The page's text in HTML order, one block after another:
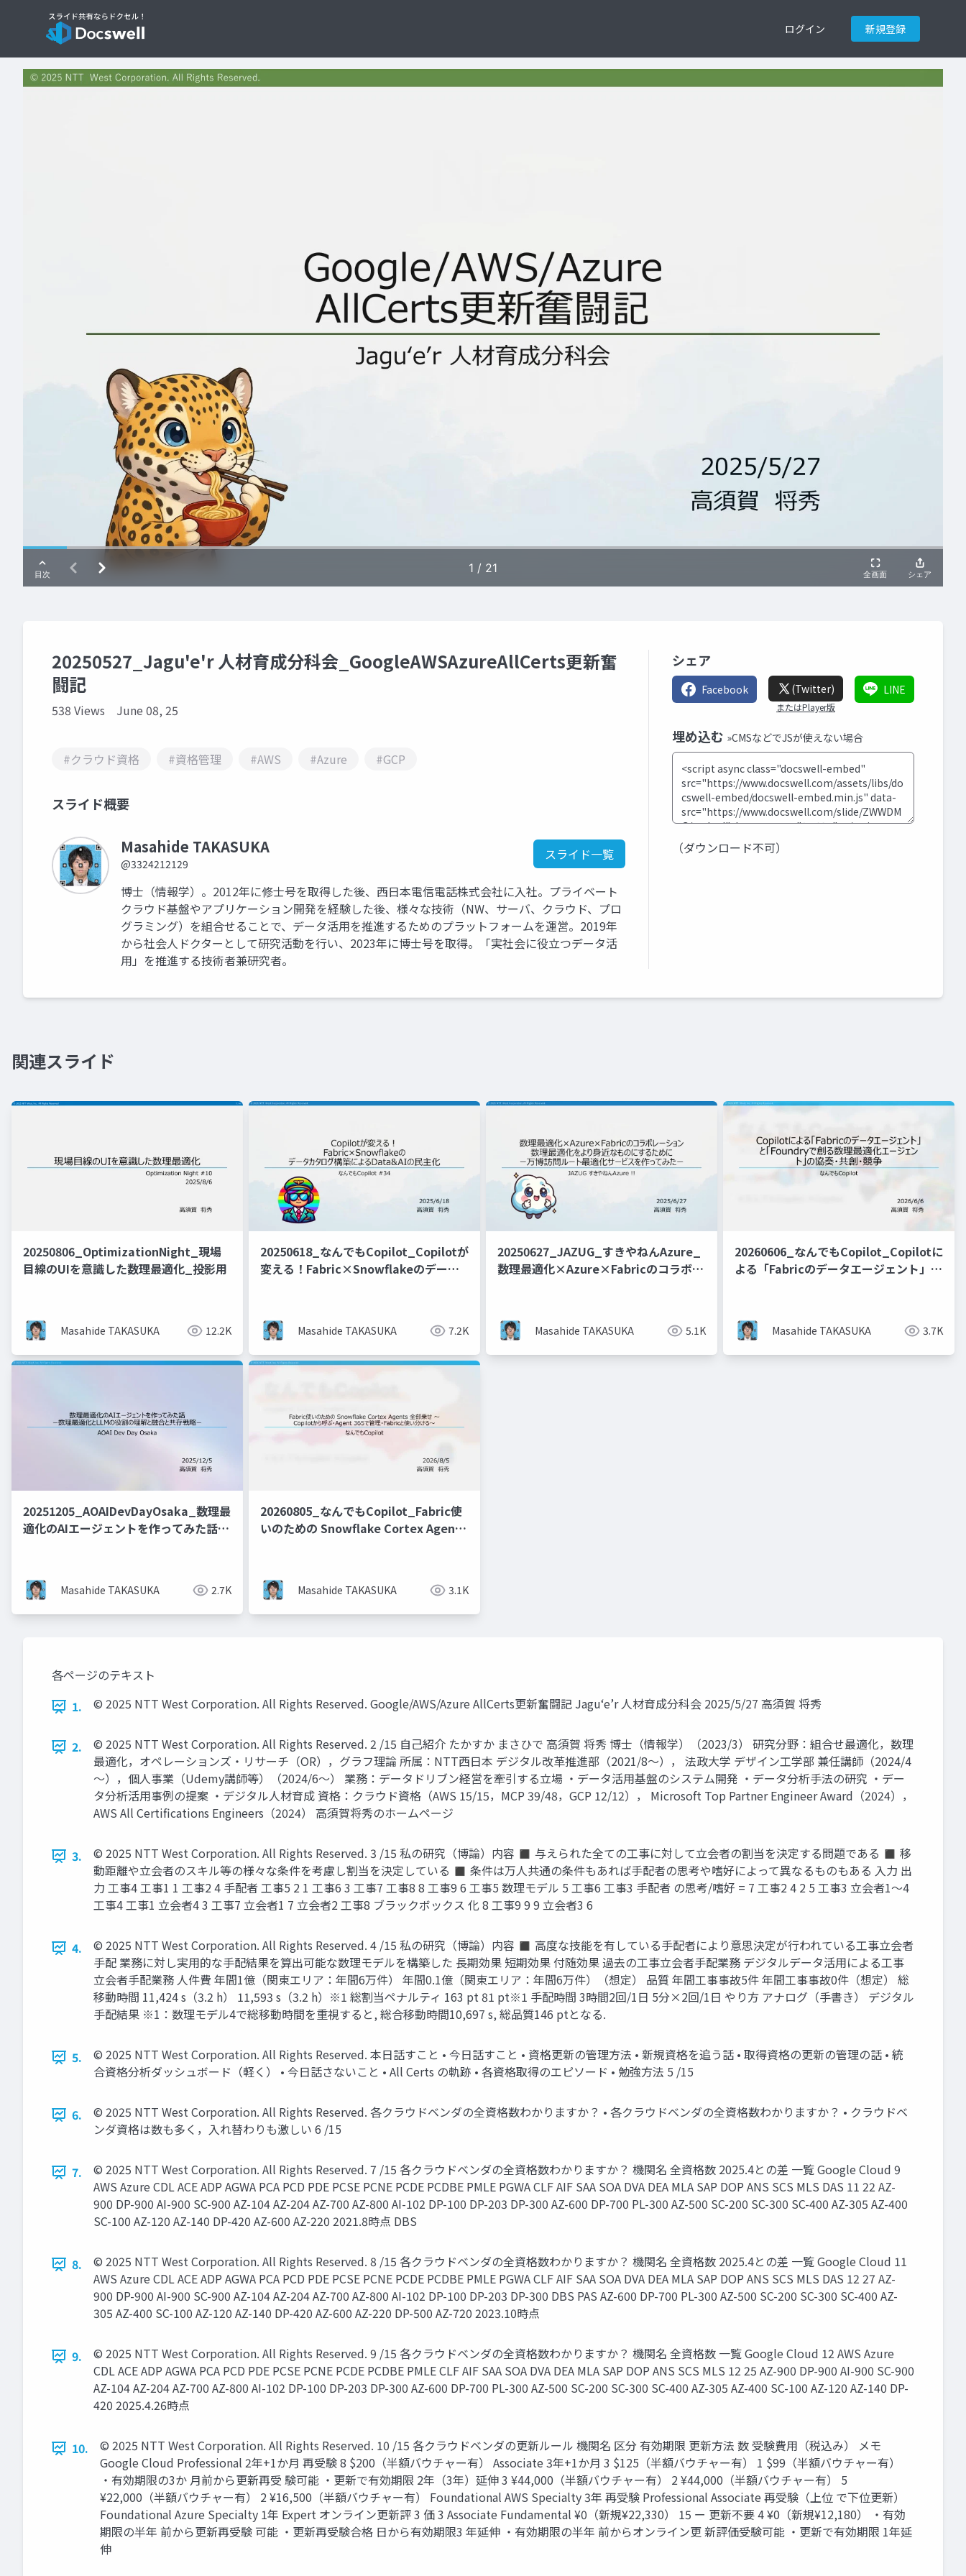
ログイン 新規登録
20250527_Jagu'e'r 人材育成分科会_GoogleAWSAzureAllCerts更新奮
闘記
538 Views June 08, 25
#クラウド資格 #資格管理 #AWS #Azure #GCP
スライド概要
Masahide TAKASUKA
@3324212129
スライド一覧
博士（情報学）。2012年に修士号を取得した後、西日本電信電話株式会社に入社。プライベート
クラウド基盤やアプリケーション開発を経験した後、様々な技術（NW、サーバ、クラウド、プロ
グラミング）を組合せることで、データ活用を推進するためのプラットフォームを運営。2019年
から社会人ドクターとして研究活動を行い、2023年に博士号を取得。「実社会に役立つデータ活
用」を推進する技術者兼研究者。
シェア
Facebook (Twitter)
またはPlayer版
LINE
埋め込む »CMSなどでJSが使えない場合
（ダウンロード不可）
関連スライド
20250806_OptimizationNight_現場
目線のUIを意識した数理最適化_投影用
Masahide TAKASUKA 12.2K
20250618_なんでもCopilot_Copilotが
変える！Fabric×Snowflakeのデータ
Masahide TAKASUKA 7.2K
20250627_JAZUG_すきやねんAzure_
数理最適化×Azure×Fabricのコラボレ
サービスを作ってみたー
Masahide TAKASUKA 5.1K
20260606_なんでもCopilot_Copilotに
よる「Fabricのデータエージェント」と
Masahide TAKASUKA 3.7K
20251205_AOAIDevDayOsaka_数理最
適化のAIエージェントを作ってみた話ー
Masahide TAKASUKA 2.7K
20260805_なんでもCopilot_Fabric使
いのための Snowflake Cortex Agents
Masahide TAKASUKA 3.1K
各ページのテキスト
1.
© 2025 NTT West Corporation. All Rights Reserved. Google/AWS/Azure AllCerts更新奮闘記 Jagu‘e’r 人材育成分科会 2025/5/27 高須賀 将秀
2.
© 2025 NTT West Corporation. All Rights Reserved. 2 /15 自己紹介 たかすか まさひで 高須賀 将秀 博士（情報学）（2023/3） 研究分野：組合せ最適化，数理
最適化，オペレーションズ・リサーチ（OR），グラフ理論 所属：NTT西日本 デジタル改革推進部（2021/8～）， 法政大学 デザイン工学部 兼任講師（2024/4
～），個人事業（Udemy講師等）（2024/6～） 業務：データドリブン経営を牽引する立場 ・データ活用基盤のシステム開発 ・データ分析手法の研究 ・デー
タ分析活用事例の提案 ・デジタル人材育成 資格：クラウド資格（AWS 15/15，MCP 39/48，GCP 12/12）， Microsoft Top Partner Engineer Award（2024），
AWS All Certifications Engineers（2024） 高須賀将秀のホームページ
3.
© 2025 NTT West Corporation. All Rights Reserved. 3 /15 私の研究（博論）内容 ◼ 与えられた全ての工事に対して立会者の割当を決定する問題である ◼ 移
動距離や立会者のスキル等の様々な条件を考慮し割当を決定している ◼ 条件は万人共通の条件もあれば手配者の思考や嗜好によって異なるものもある 入力 出
力 工事4 工事1 1 工事2 4 手配者 工事5 2 1 工事6 3 工事7 工事8 8 工事9 6 工事5 数理モデル 5 工事6 工事3 手配者 の思考/嗜好 = 7 工事2 4 2 5 工事3 立会者1～4
工事4 工事1 立会者4 3 工事7 立会者1 7 立会者2 工事8 ブラックボックス 化 8 工事9 9 9 立会者3 6
4.
© 2025 NTT West Corporation. All Rights Reserved. 4 /15 私の研究（博論）内容 ◼ 高度な技能を有している手配者により意思決定が行われている工事立会者
手配 業務に対し実用的な手配結果を算出可能な数理モデルを構築した 長期効果 短期効果 付随効果 過去の工事立会者手配業務 デジタルデータ活用による工事
立会者手配業務 人件費 年間1億（関東エリア：年間6万件） 年間0.1億（関東エリア：年間6万件）（想定） 品質 年間工事事故5件 年間工事事故0件（想定） 総
移動時間 11,424 s（3.2 h） 11,593 s（3.2 h）※1 総割当ペナルティ 163 pt 81 pt※1 手配時間 3時間2回/1日 5分×2回/1日 やり方 アナログ（手書き） デジタル
手配結果 ※1：数理モデル4で総移動時間を重視すると, 総合移動時間10,697 s, 総品質146 ptとなる.
5.
© 2025 NTT West Corporation. All Rights Reserved. 本日話すこと • 今日話すこと • 資格更新の管理方法 • 新規資格を追う話 • 取得資格の更新の管理の話 • 統
合資格分析ダッシュボード（軽く） • 今日話さないこと • All Certs の軌跡 • 各資格取得のエピソード • 勉強方法 5 /15
6.
© 2025 NTT West Corporation. All Rights Reserved. 各クラウドベンダの全資格数わかりますか？ • 各クラウドベンダの全資格数わかりますか？ • クラウドベ
ンダ資格は数も多く，入れ替わりも激しい 6 /15
7.
© 2025 NTT West Corporation. All Rights Reserved. 7 /15 各クラウドベンダの全資格数わかりますか？ 機関名 全資格数 2025.4との差 一覧 Google Cloud 9
AWS Azure CDL ACE ADP AGWA PCA PCD PDE PCSE PCNE PCDE PCDBE PMLE PGWA CLF AIF SAA SOA DVA DEA MLA SAP DOP ANS SCS MLS DAS 11 22 AZ-
900 DP-900 AI-900 SC-900 AZ-104 AZ-204 AZ-700 AZ-800 AI-102 DP-100 DP-203 DP-300 AZ-600 DP-700 PL-300 AZ-500 SC-200 SC-300 SC-400 AZ-305 AZ-400
SC-100 AZ-120 AZ-140 DP-420 AZ-600 AZ-220 2021.8時点 DBS
8.
© 2025 NTT West Corporation. All Rights Reserved. 8 /15 各クラウドベンダの全資格数わかりますか？ 機関名 全資格数 2025.4との差 一覧 Google Cloud 11
AWS Azure CDL ACE ADP AGWA PCA PCD PDE PCSE PCNE PCDE PCDBE PMLE PGWA CLF AIF SAA SOA DVA DEA MLA SAP DOP ANS SCS MLS DAS 12 27 AZ-
900 DP-900 AI-900 SC-900 AZ-104 AZ-204 AZ-700 AZ-800 AI-102 DP-100 DP-203 DP-300 DBS PAS AZ-600 DP-700 PL-300 AZ-500 SC-200 SC-300 SC-400 AZ-
305 AZ-400 SC-100 AZ-120 AZ-140 DP-420 AZ-600 AZ-220 DP-500 AZ-720 2023.10時点
9.
© 2025 NTT West Corporation. All Rights Reserved. 9 /15 各クラウドベンダの全資格数わかりますか？ 機関名 全資格数 一覧 Google Cloud 12 AWS Azure
CDL ACE ADP AGWA PCA PCD PDE PCSE PCNE PCDE PCDBE PMLE CLF AIF SAA SOA DVA DEA MLA SAP DOP ANS SCS MLS 12 25 AZ-900 DP-900 AI-900 SC-900
AZ-104 AZ-204 AZ-700 AZ-800 AI-102 DP-100 DP-203 DP-300 AZ-600 DP-700 PL-300 AZ-500 SC-200 SC-300 SC-400 AZ-305 AZ-400 SC-100 AZ-120 AZ-140 DP-
420 2025.4.26時点
10.
© 2025 NTT West Corporation. All Rights Reserved. 10 /15 各クラウドベンダの更新ルール 機関名 区分 有効期限 更新方法 数 受験費用（税込み） メモ
Google Cloud Professional 2年+1か月 再受験 8 $200（半額バウチャー有） Associate 3年+1か月 3 $125（半額バウチャー有） 1 $99（半額バウチャー有）
・有効期限の3か 月前から更新再受 験可能 ・更新で有効期限 2年（3年）延伸 3 ¥44,000（半額バウチャー有） 2 ¥44,000（半額バウチャー有） 5
¥22,000（半額バウチャー有） 2 ¥16,500（半額バウチャー有） Foundational AWS Specialty 3年 再受験 Professional Associate 再受験（上位 で下位更新）
Foundational Azure Specialty 1年 Expert オンライン更新評 3 価 3 Associate Fundamental ¥0（新規¥22,330） 15 ー 更新不要 4 ¥0（新規¥12,180） ・有効
期限の半年 前から更新再受験 可能 ・更新再受験合格 日から有効期限3 年延伸 ・有効期限の半年 前からオンライン更 新評価受験可能 ・更新で有効期限 1年延
伸